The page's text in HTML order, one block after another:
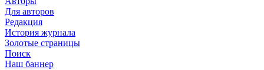
Для авторов
Редакция
История журнала
Золотые страницы
Поиск
Наш баннер